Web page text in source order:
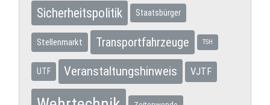
Sicherheitspolitik Staatsbürger
Stellenmarkt Transportfahrzeuge TSH
UTF Veranstaltungshinweis VJTF